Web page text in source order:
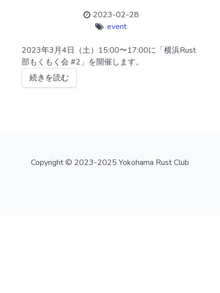
2023-02-28
event
2023年3月4日（土）15:00〜17:00に「横浜Rust
部もくもく会 #2」を開催します。
続きを読む
Copyright © 2023-2025 Yokohama Rust Club